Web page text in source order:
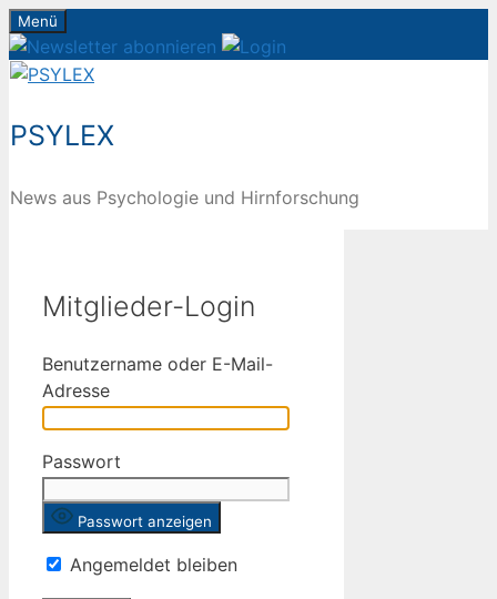
Zum
Inhalt
springen
Menü
PSYLEX
News aus Psychologie und Hirnforschung
Mitglieder-Login
Benutzername oder E-Mail-
Adresse
Passwort
Passwort anzeigen
Angemeldet bleiben